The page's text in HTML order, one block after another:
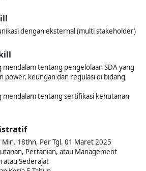
dengan eksternal (multi stakeholder)
mendalam tentang pengelolaan SDA yang
power, keungan dan regulasi di bidang
mendalam tentang sertifikasi kehutanan
18thn, Per Tgl. 01 Maret 2025
Pertanian, atau Management
atau Sederajat